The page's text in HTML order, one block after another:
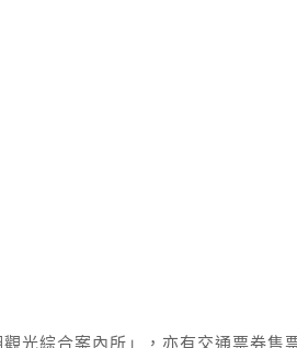
光綜合案內所」，亦有交通票券售